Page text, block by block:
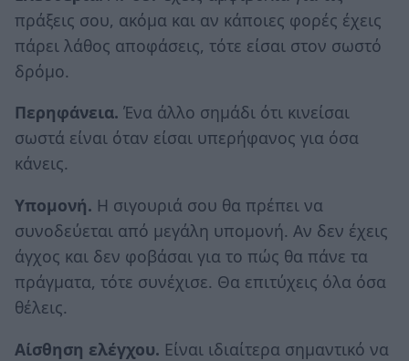
πράξεις σου, ακόμα και αν κάποιες φορές έχεις
πάρει λάθος αποφάσεις, τότε είσαι στον σωστό
δρόμο.
Περηφάνεια. Ένα άλλο σημάδι ότι κινείσαι
σωστά είναι όταν είσαι υπερήφανος για όσα
κάνεις.
Υπομονή. Η σιγουριά σου θα πρέπει να
συνοδεύεται από μεγάλη υπομονή. Αν δεν έχεις
άγχος και δεν φοβάσαι για το πώς θα πάνε τα
πράγματα, τότε συνέχισε. Θα επιτύχεις όλα όσα
θέλεις.
Αίσθηση ελέγχου. Είναι ιδιαίτερα σημαντικό να